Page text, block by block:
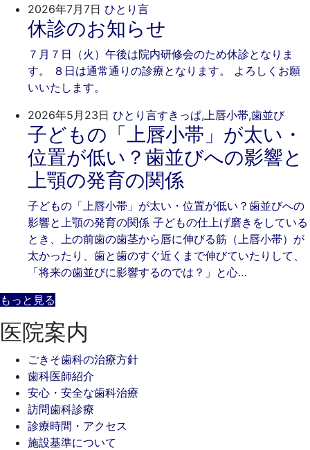
2026年7月7日 ひとり言2026
年
7
月
7
ご
き
そ
歯
科
休診のお知らせ
７月７日（火）午後は院内研修会のため休診となりま
す。 ８日は通常通りの診療となります。 よろしくお願
いいたします。
2026年5月23日 ひとり言すきっぱ, 上唇小帯,歯並び
年
5
月
ご
き
そ
歯
子どもの「上唇小帯」が太い・
位置が低い？歯並びへの影響と
上顎の発育の関係
子どもの「上唇小帯」が太い・位置が低い？歯並びへの
影響と上顎の発育の関係 子どもの仕上げ磨きをしている
とき、上の前歯の歯茎から唇に伸びる筋（上唇小帯）が
太かったり、歯と歯のすぐ近くまで伸びていたりして、
「将来の歯並びに影響するのでは？」と心…
もっと見る
医院案内
ごきそ歯科の治療方針
歯科医師紹介
安心・安全な歯科治療
訪問歯科診療
診療時間・アクセス
施設基準について